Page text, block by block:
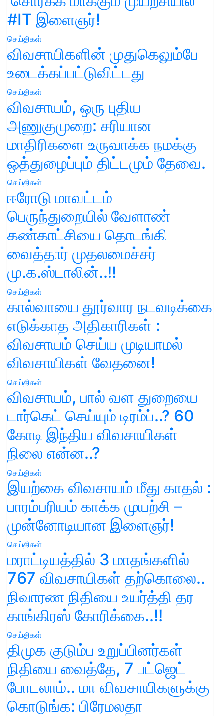
#IT இளைஞர்!
செய்திகள்
விவசாயிகளின் முதுகெலும்பே
உடைக்கப்பட்டுவிட்டது
செய்திகள்
விவசாயம், ஒரு புதிய
அணுகுமுறை: சரியான
மாதிரிகளை உருவாக்க நமக்கு
ஒத்துழைப்பும் திட்டமும் தேவை.
செய்திகள்
ஈரோடு மாவட்டம்
பெருந்துறையில் வேளாண்
கண்காட்சியை தொடங்கி
வைத்தார் முதலமைச்சர்
மு.க.ஸ்டாலின்..!!
செய்திகள்
கால்வாயை தூர்வார நடவடிக்கை
எடுக்காத அதிகாரிகள் :
விவசாயம் செய்ய முடியாமல்
விவசாயிகள் வேதனை!
செய்திகள்
விவசாயம், பால் வள துறையை
டார்கெட் செய்யும் டிரம்ப்..? 60
கோடி இந்திய விவசாயிகள்
நிலை என்ன..?
செய்திகள்
இயற்கை விவசாயம் மீது காதல் :
பாரம்பரியம் காக்க முயற்சி –
முன்னோடியான இளைஞர்!
செய்திகள்
மராட்டியத்தில் 3 மாதங்களில்
767 விவசாயிகள் தற்கொலை..
நிவாரண நிதியை உயர்த்தி தர
காங்கிரஸ் கோரிக்கை..!!
செய்திகள்
திமுக குடும்ப உறுப்பினர்கள்
நிதியை வைத்தே, 7 பட்ஜெட்
போடலாம்.. மா விவசாயிகளுக்கு
கொடுங்க: பிரேமலதா